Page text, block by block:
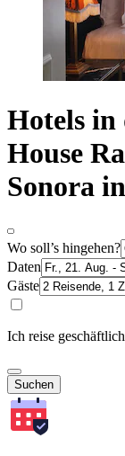
Hotels in
House
Sonora
Wo soll’s hingehen?
Daten
Gäste
Ich reise geschäftlich
Suchen